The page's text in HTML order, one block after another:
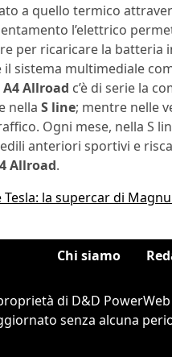
a quello termico
l’elettrico
per ricaricare la batteria
sistema multimediale
A4 Allroad c’è di serie la
nella S line; mentre nelle
Ogni mese, nella S
anteriori sportivi e
Allroad.
la supercar di
Chi siamo
di D&D PowerWeb
senza alcuna